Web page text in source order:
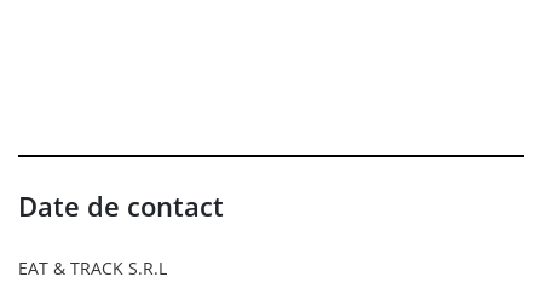
Date de contact
EAT & TRACK S.R.L